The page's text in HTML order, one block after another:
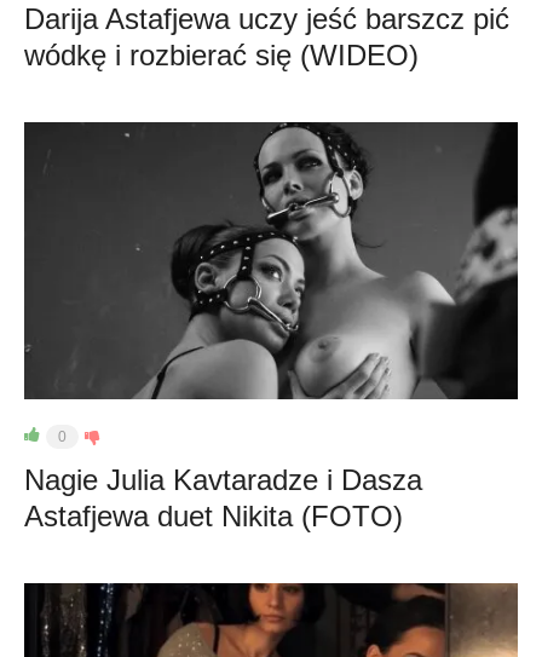
Darija Astafjewa uczy jeść barszcz pić
wódkę i rozbierać się (WIDEO)
0
Nagie Julia Kavtaradze i Dasza
Astafjewa duet Nikita (FOTO)